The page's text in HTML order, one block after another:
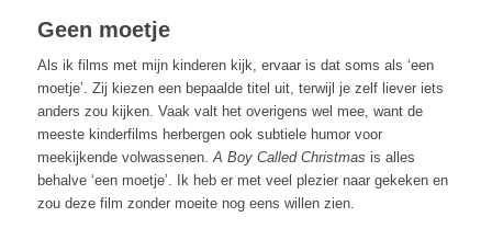
Geen moetje
Als ik films met mijn kinderen kijk, ervaar is dat soms als ‘een
moetje’. Zij kiezen een bepaalde titel uit, terwijl je zelf liever iets
anders zou kijken. Vaak valt het overigens wel mee, want de
meeste kinderfilms herbergen ook subtiele humor voor
meekijkende volwassenen. A Boy Called Christmas is alles
behalve ‘een moetje’. Ik heb er met veel plezier naar gekeken en
zou deze film zonder moeite nog eens willen zien.